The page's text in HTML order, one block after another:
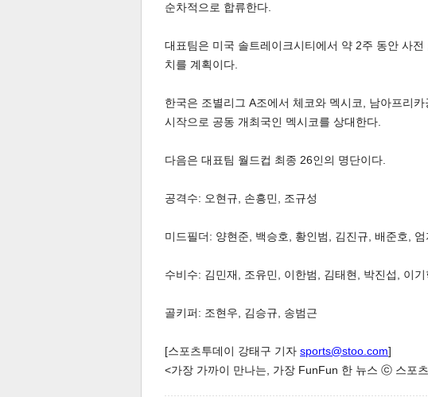
순차적으로 합류한다.
대표팀은 미국 솔트레이크시티에서 약 2주 동안 사
치를 계획이다.
한국은 조별리그 A조에서 체코와 멕시코, 남아프리
시작으로 공동 개최국인 멕시코를 상대한다.
다음은 대표팀 월드컵 최종 26인의 명단이다.
공격수: 오현규, 손흥민, 조규성
미드필더: 양현준, 백승호, 황인범, 김진규, 배준호,
수비수: 김민재, 조유민, 이한범, 김태현, 박진섭, 이
골키퍼: 조현우, 김승규, 송범근
[스포츠투데이 강태구 기자 sports@stoo.com]
<가장 가까이 만나는, 가장 FunFun 한 뉴스 ⓒ 스포